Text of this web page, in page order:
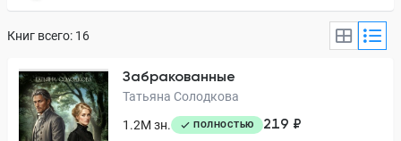
Книг всего: 16
Забракованные
Татьяна Солодкова
1.2M зн.
ПОЛНОСТЬЮ 219 ₽